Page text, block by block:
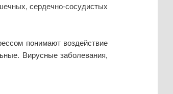
сердечно-сосудистых
понимают воздействие
Вирусные заболевания,